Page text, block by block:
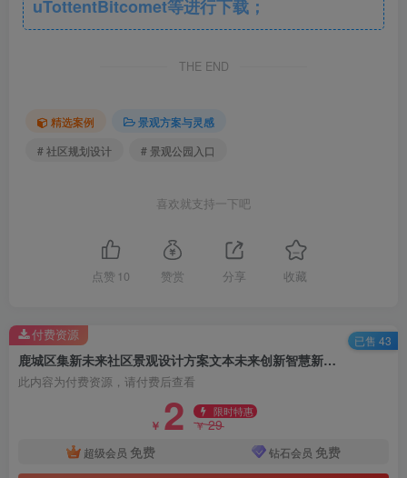
总平面图一
uTottentBitcomet等进行下载；
THE END
精选案例
景观方案与灵感
# 社区规划设计
# 景观公园入口
喜欢就支持一下吧
点赞 10 赞赏 分享 收藏
鹿城区集新未来社区景观设计方案文本未来创新智慧新社区景观
此内容为付费资源，请付费后查看
￥ 2 限时特惠
￥29
超级会员 免费 钻石会员 免费
付费资源 已售 43